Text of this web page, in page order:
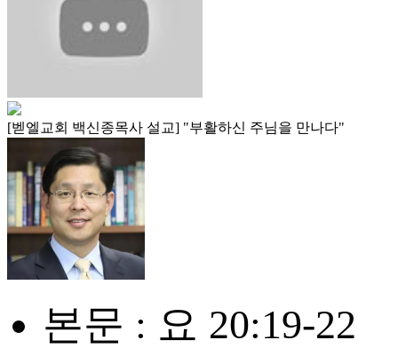
[벧엘교회 백신종목사 설교] "부활하신 주님을 만나다"
본문 : 요 20:19-22